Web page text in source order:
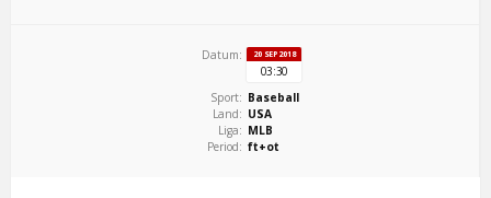
Datum: 20 SEP 2018
03:30
Sport: Baseball
Land: USA
Liga: MLB
Period: ft+ot